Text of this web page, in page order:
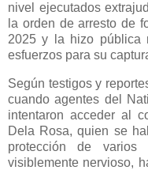
nivel ejecutados
la orden de arresto de
2025 y la hizo pública
esfuerzos para su
Según testigos y
cuando agentes del
intentaron acceder al
Dela Rosa, quien se
protección de varios
visiblemente nervioso,